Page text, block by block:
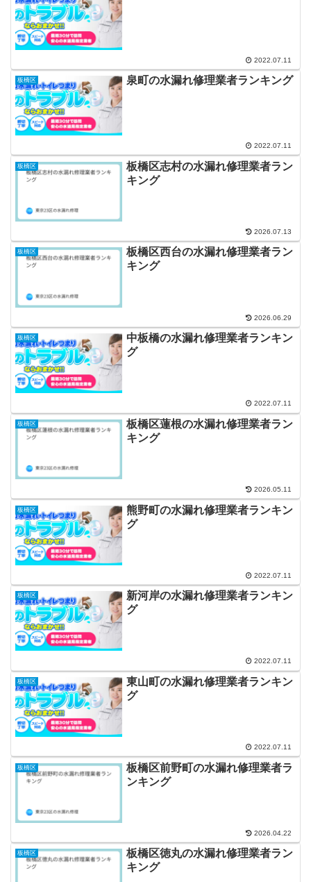
2022.07.11
板橋区 泉町の水漏れ修理業者ランキング
2022.07.11
板橋区
板橋区志村の水漏れ修理業者ラン
キング
2026.07.13
板橋区
板橋区西台の水漏れ修理業者ラン
キング
2026.06.29
板橋区
中板橋の水漏れ修理業者ランキン
グ
2022.07.11
板橋区
板橋区蓮根の水漏れ修理業者ラン
キング
2026.05.11
板橋区
熊野町の水漏れ修理業者ランキン
グ
2022.07.11
板橋区
新河岸の水漏れ修理業者ランキン
グ
2022.07.11
板橋区
東山町の水漏れ修理業者ランキン
グ
2022.07.11
板橋区
板橋区前野町の水漏れ修理業者ラ
ンキング
2026.04.22
板橋区
板橋区徳丸の水漏れ修理業者ラン
キング